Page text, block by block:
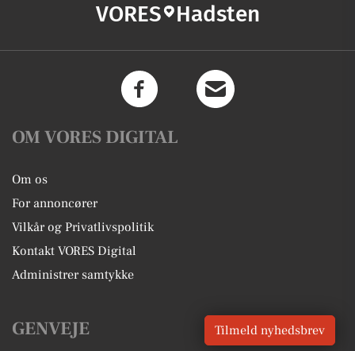
VORES Hadsten
OM VORES DIGITAL
Om os
For annoncører
Vilkår og Privatlivspolitik
Kontakt VORES Digital
Administrer samtykke
GENVEJE Tilmeld nyhedsbrev